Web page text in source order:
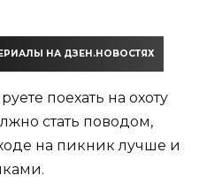
НА ДЗЕН.НОВОСТЯХ
поехать на охоту
стать поводом,
на пикник лучше и